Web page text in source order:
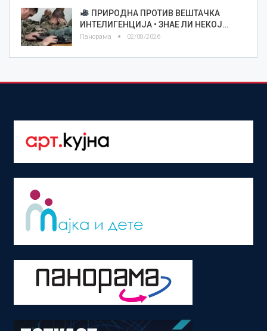
ПРИРОДНА ПРОТИВ ВЕШТАЧКА
ИНТЕЛИГЕНЦИЈА • ЗНАЕ ЛИ НЕКОЈ…
Панорама 02/08/2026